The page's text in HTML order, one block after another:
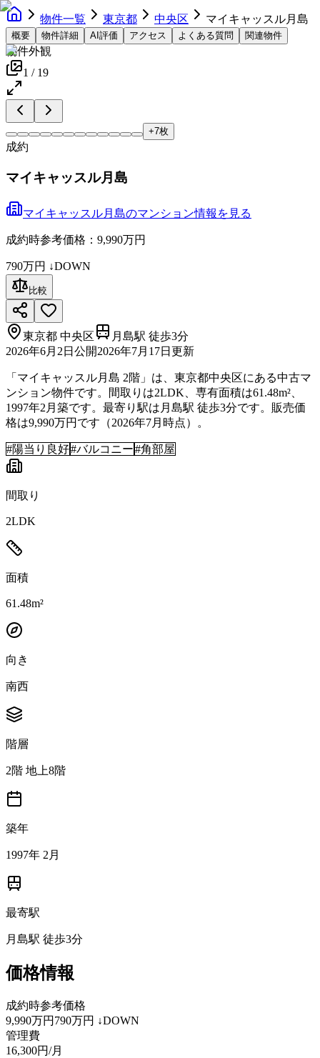
物件一覧 東京都 中央区 マイキャッスル月島
概要 物件詳細 AI評価 アクセス よくある質問 関連物件
物件外観
1 / 19
+7枚
成約
マイキャッスル月島
マイキャッスル月島のマンション情報を見る
成約時参考価格：9,990万円
790万円 ↓DOWN
比較
東京都 中央区
月島駅 徒歩3分
2026年6月2日 公開2026年7月17日 更新
「マイキャッスル月島 2階」は、東京都中央区にある中古マ
ンション物件です。間取りは2LDK、専有面積は61.48m²、
1997年2月築です。最寄り駅は月島駅 徒歩3分です。販売価
格は9,990万円です（2026年7月時点）。
#陽当り良好#バルコニー#角部屋
間取り
2LDK
面積
61.48m²
向き
南西
階層
2階 地上8階
築年
1997年 2月
最寄駅
月島駅 徒歩3分
価格情報
成約時参考価格
9,990万円 790万円 ↓DOWN
管理費
16,300円/月